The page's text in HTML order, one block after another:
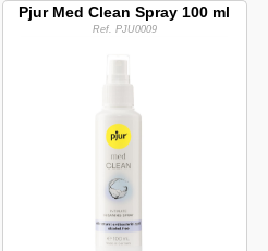
Pjur Med Clean Spray 100 ml
Ref. PJU0009